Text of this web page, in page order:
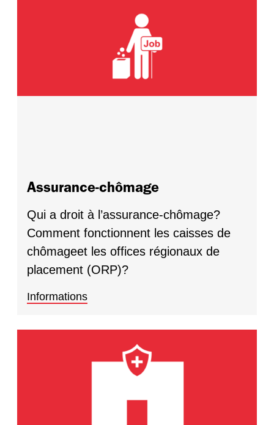
Assurance-chômage
Qui a droit à l’assurance-chômage?
Comment fonctionnent les caisses de
chômageet les offices régionaux de
placement (ORP)?
Informations